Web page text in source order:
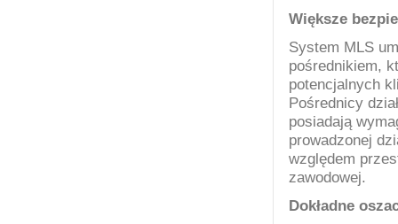
Większe
System MLS
pośrednikiem,
potencjalnych
Pośrednicy
posiadają
prowadzonej
względem
zawodowej.
Dokładne